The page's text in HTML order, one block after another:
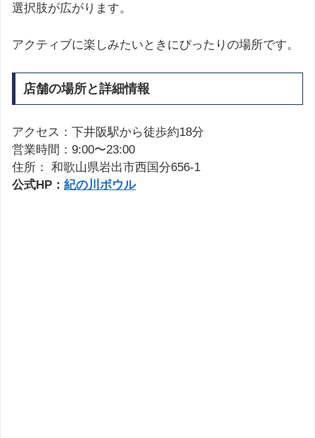
選択肢が広がります。
アクティブに楽しみたいときにぴったりの場所です。
店舗の場所と詳細情報
アクセス：下井阪駅から徒歩約18分
営業時間：9:00〜23:00
住所： 和歌山県岩出市西国分656-1
公式HP： 紀の川ボウル